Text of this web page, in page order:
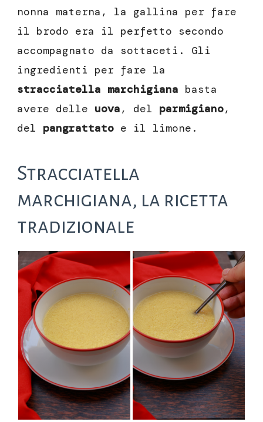
nonna materna, la gallina per fare
il brodo era il perfetto secondo
accompagnato da sottaceti. Gli
ingredienti per fare la
stracciatella marchigiana basta
avere delle uova, del parmigiano,
del pangrattato e il limone.
Stracciatella
marchigiana, la ricetta
tradizionale